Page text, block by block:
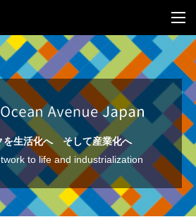
を生活化へ そして産業化へ
to life and industrialization